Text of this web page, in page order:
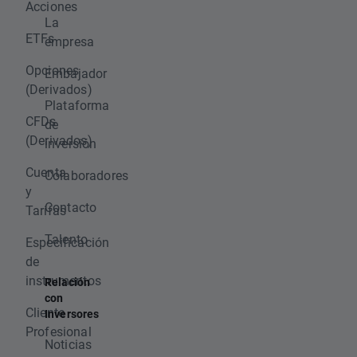
Acciones
ETFs
Opciones
(Derivados)
CFDs
(Derivados)
Cuenta
y
Tarifas
Especificación
de
instrumentos
Cliente
Profesional
La
empresa
Embajador
Plataforma
de
inversión
Colaboradores
Contacto
Talento
Relación
con
Inversores
Noticias